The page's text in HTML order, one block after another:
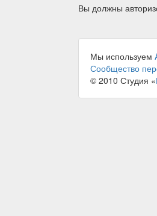
Вы должны
Мы используем
Сообщество
© 2010 Студия «